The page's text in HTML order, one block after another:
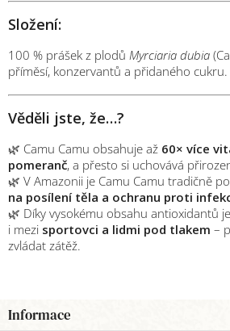
Složení:
100 % prášek z plodů Myrciaria dubia
příměsí, konzervantů a přidaného cukru.
Věděli jste, že…?
🌿 Camu Camu obsahuje až 60× více
pomeranč, a přesto si uchovává
🌿 V Amazonii je Camu Camu tradičně
na posílení těla a ochranu proti
🌿 Díky vysokému obsahu antioxidantů
i mezi sportovci a lidmi pod tlakem –
zvládat zátěž.
áInformace